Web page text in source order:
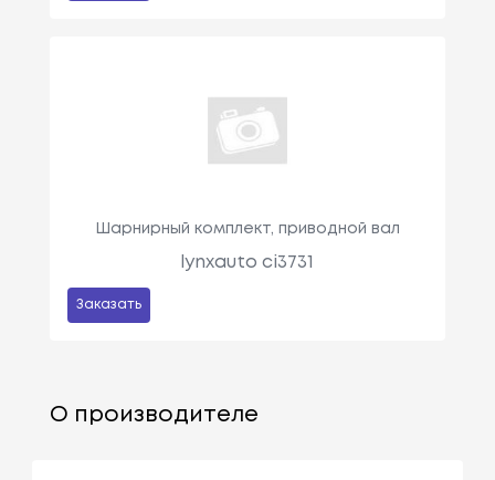
Шарнирный комплект, приводной вал
lynxauto ci3731
Заказать
О производителе